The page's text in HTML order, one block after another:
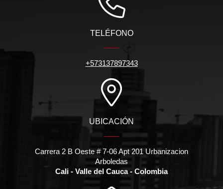
TELÉFONO
+573137897343
UBICACIÓN
Carrera 2 B Oeste # 7-06 Apt 201 Urbanizacion
Arboledas
Cali - Valle del Cauca - Colombia